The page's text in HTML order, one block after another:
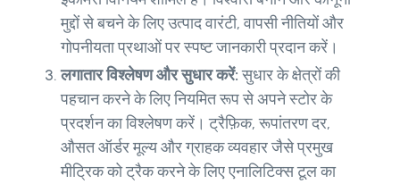
मुद्दों से बचने के लिए उत्पाद वारंटी, वापसी नीतियों और
गोपनीयता प्रथाओं पर स्पष्ट जानकारी प्रदान करें।
लगातार विश्लेषण और सुधार करें:सुधार के क्षेत्रों की
पहचान करने के लिए नियमित रूप से अपने स्टोर के
प्रदर्शन का विश्लेषण करें। ट्रैफ़िक, रूपांतरण दर,
औसत ऑर्डर मूल्य और ग्राहक व्यवहार जैसे प्रमुख
मीट्रिक को ट्रैक करने के लिए एनालिटिक्स टूल का